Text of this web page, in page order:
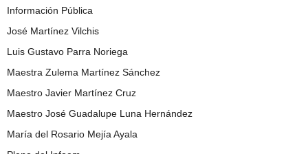
Información Pública
José Martínez Vilchis
Luis Gustavo Parra Noriega
Maestra Zulema Martínez Sánchez
Maestro Javier Martínez Cruz
Maestro José Guadalupe Luna Hernández
María del Rosario Mejía Ayala